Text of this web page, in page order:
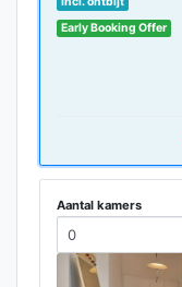
Early Booking Offer
Aantal kamers